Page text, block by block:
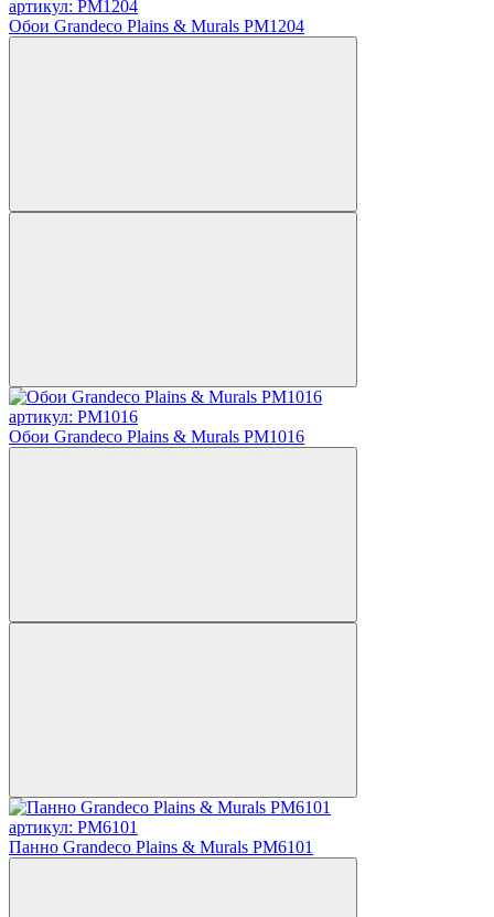
артикул: PM1204
Обои Grandeco Plains & Murals PM1204
артикул: PM1016
Обои Grandeco Plains & Murals PM1016
артикул: PM6101
Панно Grandeco Plains & Murals PM6101